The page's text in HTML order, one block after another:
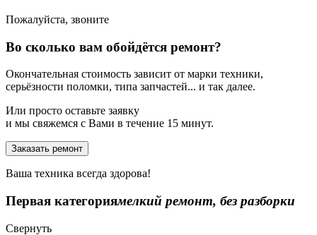
Пожалуйста, звоните
Во сколько вам обойдётся ремонт?
Окончательная стоимость зависит от марки техники,
серьёзности поломки, типа запчастей... и так далее.
Или просто оставьте заявку
и мы свяжемся с Вами в течение 15 минут.
Заказать ремонт
Ваша техника всегда здорова!
Первая категориямелкий ремонт, без разборки
Свернуть